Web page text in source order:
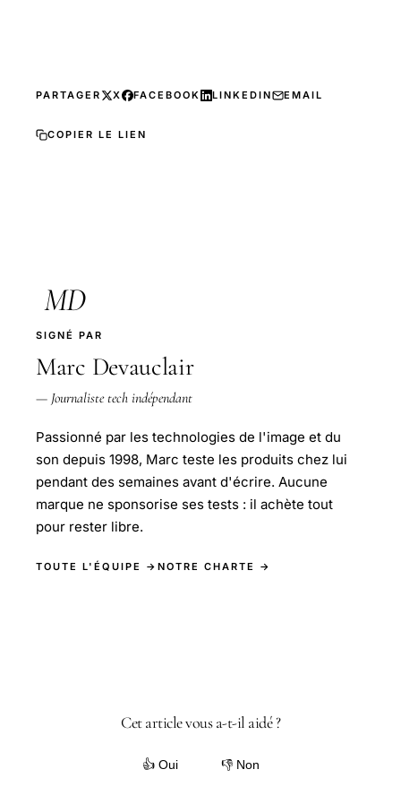
PARTAGER X FACEBOOK LINKEDIN EMAIL
COPIER LE LIEN
MD
SIGNÉ PAR
Marc Devauclair
— Journaliste tech indépendant
Passionné par les technologies de l'image et du
son depuis 1998, Marc teste les produits chez lui
pendant des semaines avant d'écrire. Aucune
marque ne sponsorise ses tests : il achète tout
pour rester libre.
TOUTE L'ÉQUIPE → NOTRE CHARTE →
Cet article vous a-t-il aidé ?
👍 Oui 👎 Non